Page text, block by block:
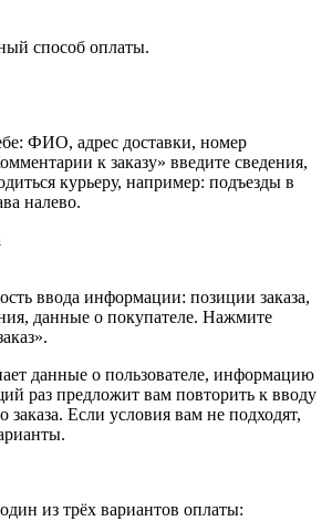
способ оплаты.
ФИО, адрес доставки, номер
к заказу» введите сведения,
курьеру, например: подъезды в
налево.
ввода информации: позиции заказа,
данные о покупателе. Нажмите
данные о пользователе, информацию
раз предложит вам повторить к вводу
Если условия вам не подходят,
из трёх вариантов оплаты: